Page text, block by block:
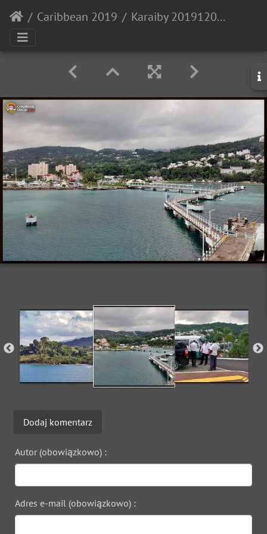
Caribbean 2019 Karaiby 20191206 113642
Dodaj komentarz
Autor (obowiązkowo) :
Adres e-mail (obowiązkowo) :